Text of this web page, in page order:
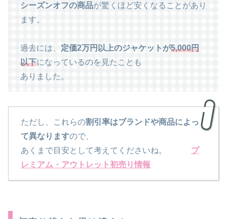
シーズンオフの商品が驚くほど安くなることがあり
ます。
過去には、 定価2万円以上のジャケットが5,000円
以下になっているのを見たことも
ありました。
ただし、これらの割引率はブランドや商品によっ
て異なりますので、
あくまで目安として考えてくださいね。
プ
レミアム・アウトレット初売り情報